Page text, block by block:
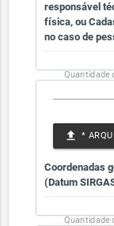
responsável
física, ou
no caso de
Quantidade
*
file_upload
Coordenadas
(Datum
Quantidade